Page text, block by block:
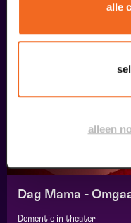
alle
alleen
Dag Mama -
Dementie in theater